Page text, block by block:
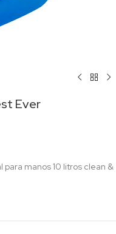
Ever
para manos 10 litros clean &